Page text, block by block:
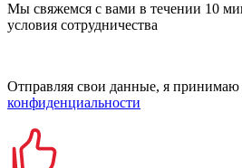
Мы свяжемся с вами в течении 10
условия сотрудничества
Отправляя свои данные, я принимаю
конфиденциальности